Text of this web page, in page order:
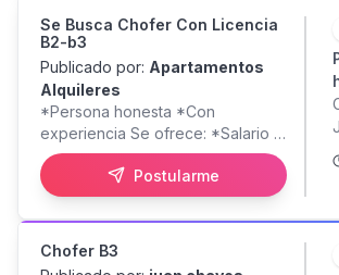
Se Busca Chofer Con Licencia
B2-b3
Publicado por: Apartamentos
Alquileres
*Persona honesta *Con
experiencia Se ofrece: *Salario a
convenir *Seguros **Contacto:
Postularme
Chofer B3